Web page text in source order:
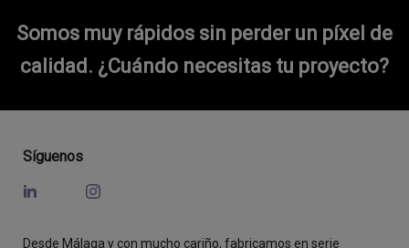
Somos muy rápidos sin perder un píxel de
calidad. ¿Cuándo necesitas tu proyecto?
Síguenos
Desde Málaga y con mucho cariño, fabricamos en serie